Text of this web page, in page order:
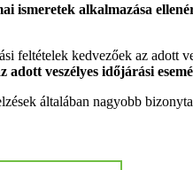
alkalmazása
feltételek kedvezőek az adott
adott veszélyes időjárási
általában nagyobb